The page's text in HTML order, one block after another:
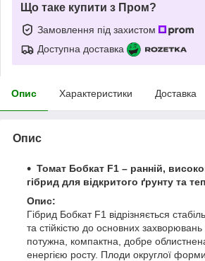
Що таке купити з Пром?
Замовлення під захистом
Доступна доставка
Опис Характеристики Доставка
Опис
Томат Бобкат F1 – ранній,
гібрид для відкритого ґрунту та
Опис:
Гібрид Бобкат F1 відрізняється
та стійкістю до основних
потужна, компактна, добре
енергією росту. Плоди округлої